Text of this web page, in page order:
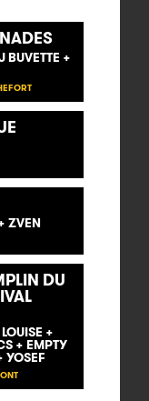
BUVETTE +
ZVEN
DU
+
+ EMPTY
YOSEF